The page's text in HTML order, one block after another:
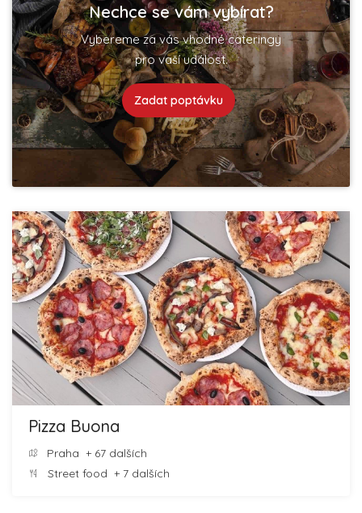
Nechce se vám vybírat?
Vybereme za vás vhodné cateringy
pro vaší událost.
Zadat poptávku
Pizza Buona
Praha + 67 dalších
Street food + 7 dalších